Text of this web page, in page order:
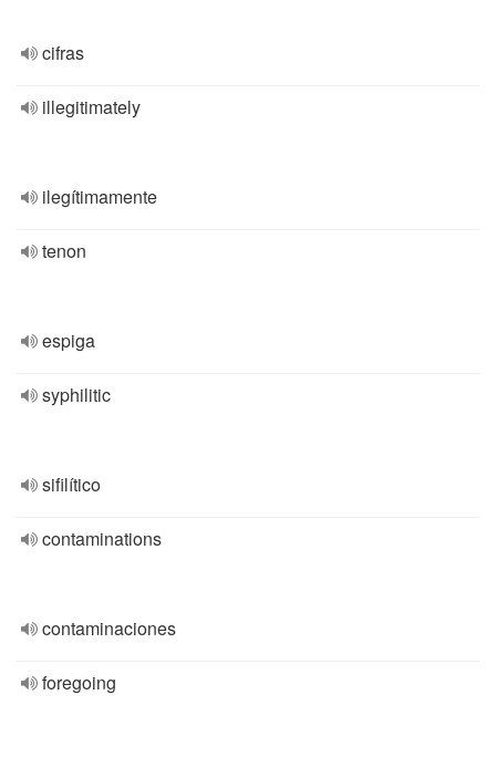
cifras
illegitimately
ilegítimamente
tenon
espiga
syphilitic
sifilítico
contaminations
contaminaciones
foregoing